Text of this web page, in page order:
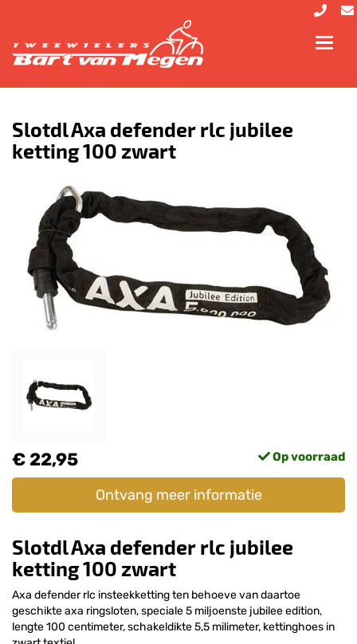
Slotdl Axa defender rlc jubilee
ketting 100 zwart
€ 22,95 Op voorraad
Ontvang meer informatie
Slotdl Axa defender rlc jubilee
ketting 100 zwart
Axa defender rlc insteekketting ten behoeve van daartoe
geschikte axa ringsloten, speciale 5 miljoenste jubilee edition,
lengte 100 centimeter, schakeldikte 5,5 milimeter, kettinghoes in